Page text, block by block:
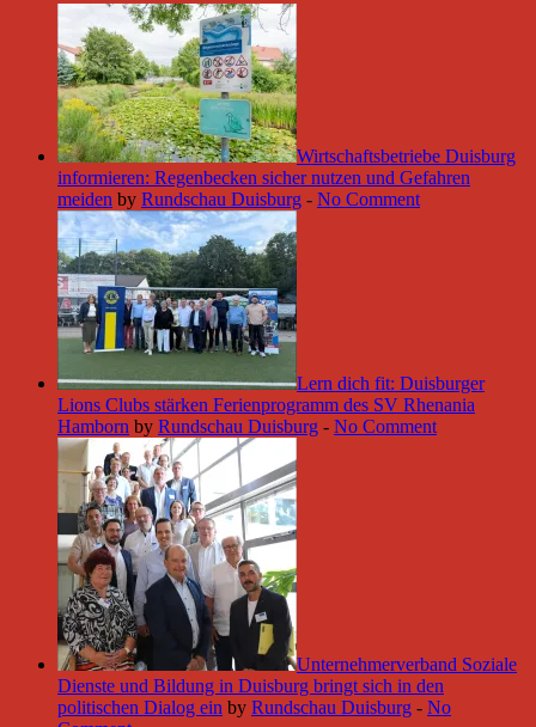
Wirtschaftsbetriebe Duisburg
informieren: Regenbecken sicher nutzen und Gefahren
meiden by Rundschau Duisburg - No Comment
Lern dich fit: Duisburger
Lions Clubs stärken Ferienprogramm des SV Rhenania
Hamborn by Rundschau Duisburg - No Comment
Unternehmerverband Soziale
Dienste und Bildung in Duisburg bringt sich in den
politischen Dialog ein by Rundschau Duisburg - No